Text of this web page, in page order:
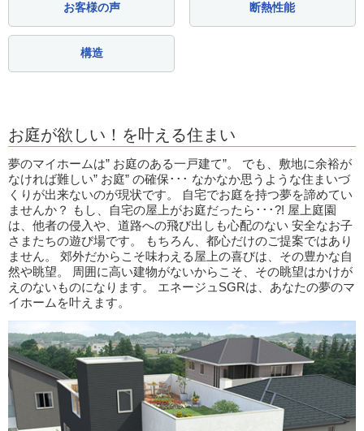
お客様の声 断熱性能
構造
お庭が欲しい！を叶える住まい
夢のマイホームは” お庭のある一戸建て”。 でも、敷地に余裕が
なければ難しい” お庭” の確保･･･ なかなか思うような住まいづ
くりが出来ないのが現状です。 自宅でお庭を持つ夢を諦めてい
ませんか？ もし、自宅の屋上がお庭だったら･･･?! 屋上庭園
は、他者の侵入や、道路への飛び出しも心配のない 安全なお子
さまたちの遊び場です。 もちろん、都心だけのご提案ではあり
ません。 郊外だからこそ味わえる屋上の喜びは、その豊かな自
然や眺望。 周囲に高い建物がないからこそ、その眺望はかけが
えのないものになります。 エネージュSGRは、あなたの夢のマ
イホームを叶えます。